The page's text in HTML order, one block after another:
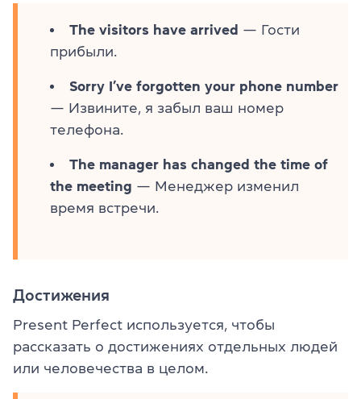
The visitors have arrived — Гости
прибыли.
Sorry I’ve forgotten your phone number
— Извините, я забыл ваш номер
телефона.
The manager has changed the time of
the meeting — Менеджер изменил
время встречи.
Достижения
Present Perfect используется, чтобы
рассказать о достижениях отдельных людей
или человечества в целом.